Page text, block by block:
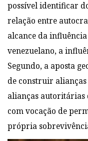
possível identificar
relação entre
alcance dainfluência
venezuelano, a
Segundo, a aposta
de construir
alianças
com vocação de
própria